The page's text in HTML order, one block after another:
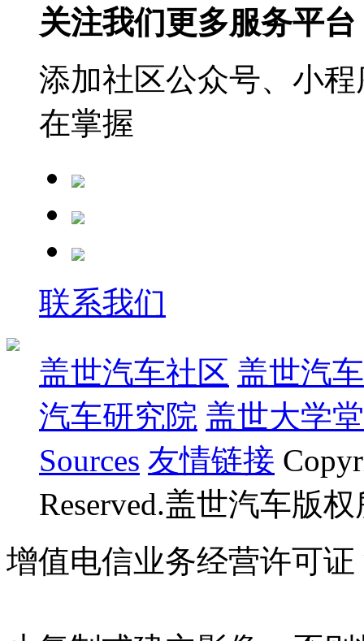
关注我们更多服务平台
添加社区公众号、小
在掌握
联系我们
盖世汽车社区 盖世汽
汽车研究院 盖世大学堂
Sources 友情链接
Reserved.盖世汽车版
增值电信业务经营许可证